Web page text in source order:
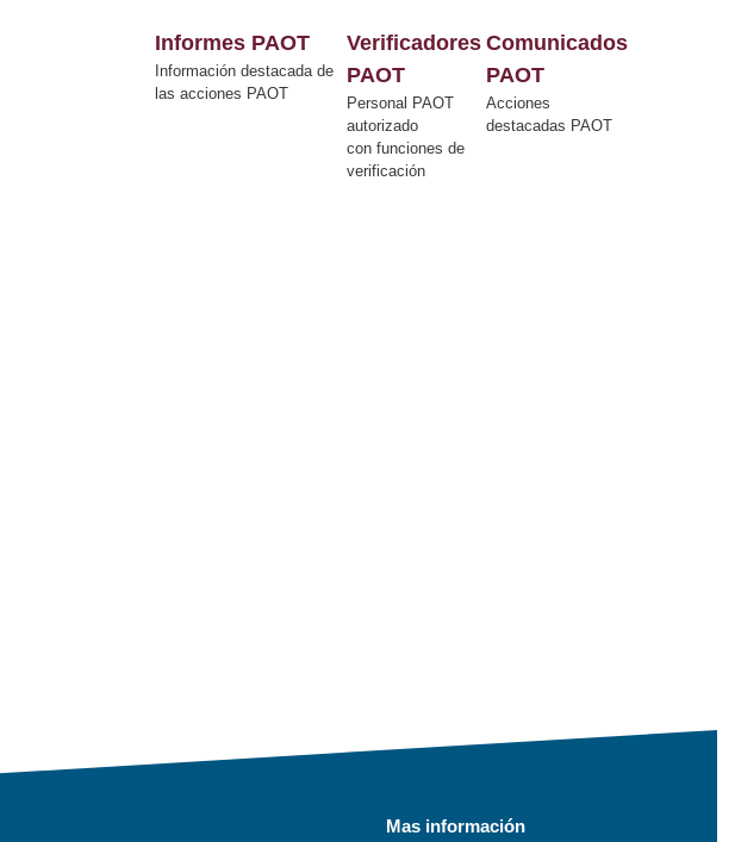
Informes PAOT
Información destacada de
las acciones PAOT
Verificadores
PAOT
Personal PAOT
autorizado
con funciones de
verificación
Comunicados
PAOT
Acciones
destacadas PAOT
Mas información